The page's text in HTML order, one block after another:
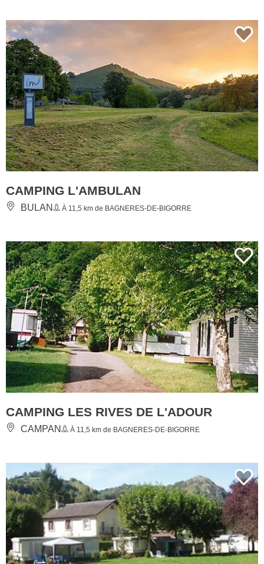
CAMPING L'AMBULAN
BULAN À 11,5 km de BAGNERES-DE-BIGORRE
CAMPING LES RIVES DE L'ADOUR
CAMPAN À 11,5 km de BAGNERES-DE-BIGORRE